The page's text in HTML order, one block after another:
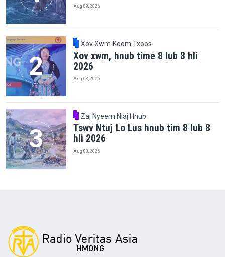
Aug 09, 2026
Xov Xwm Koom Txoos
Xov xwm, hnub time 8 lub 8 hli
2026
Aug 08, 2026
Zaj Nyeem Niaj Hnub
Tswv Ntuj Lo Lus hnub tim 8 lub 8
hli 2026
Aug 08, 2026